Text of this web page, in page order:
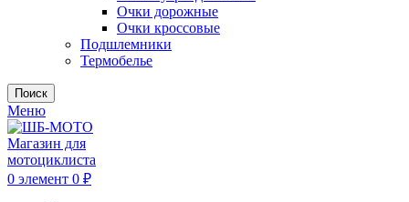
Очки дорожные
Очки кроссовые
Подшлемники
Термобелье
Поиск
Меню
0 элемент 0 ₽